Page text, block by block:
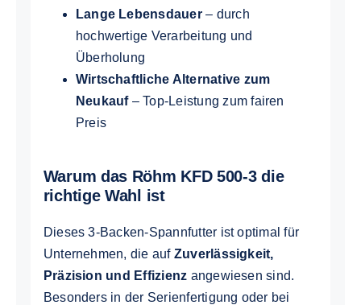
Lange Lebensdauer– durch
hochwertige Verarbeitung und
Überholung
Wirtschaftliche Alternative zum
Neukauf– Top-Leistung zum fairen
Preis
Warum das Röhm KFD 500-3 die
richtige Wahl ist
Dieses 3-Backen-Spannfutter ist optimal für
Unternehmen, die auf Zuverlässigkeit,
Präzision und Effizienz angewiesen sind.
Besonders in der Serienfertigung oder bei